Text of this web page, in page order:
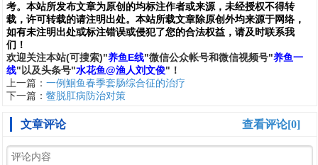
考。本站所发布文章为原创的均标注作者或来源，未经授权不得转
载，许可转载的请注明出处。本站所载文章除原创外均来源于网络，
如有未注明出处或标注错误或侵犯了您的合法权益，请及时联系我
们 ！
欢迎关注本站(可搜索)"养鱼E线"微信公众帐号和微信视频号"养鱼一
线" 以及头条号"水花鱼@渔人刘文俊"！
上一篇： 一例鮰鱼春季套肠综合征的治疗
下一篇： 鳖脱肛病防治对策
查看评论[0]
文章评论